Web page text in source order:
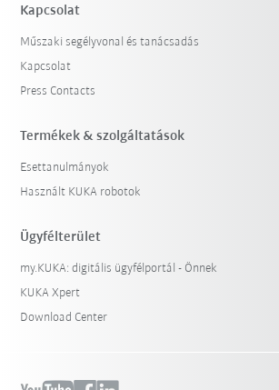
Kapcsolat
Műszaki segélyvonal és tanácsadás
Kapcsolat
Press Contacts
Termékek & szolgáltatások
Esettanulmányok
Használt KUKA robotok
Ügyfélterület
my.KUKA: digitális ügyfélportál - Önnek
KUKA Xpert
Download Center